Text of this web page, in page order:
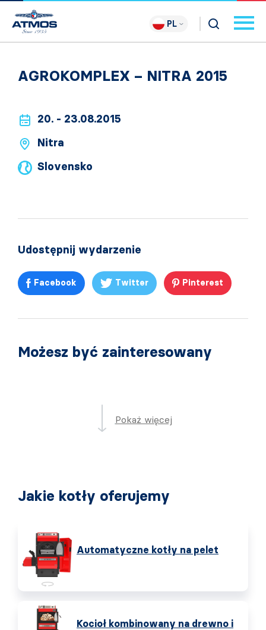
PL
AGROKOMPLEX – NITRA 2015
20. - 23.08.2015
Nitra
Slovensko
Udostępnij wydarzenie
Facebook Twitter Pinterest
Możesz być zainteresowany
Pokaż więcej
Jakie kotły oferujemy
Automatyczne kotły na pelet
Kocioł kombinowany na drewno i